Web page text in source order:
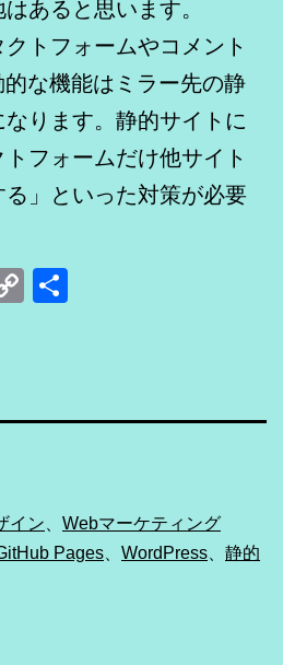
あると思います。
トフォームやコメント
な機能はミラー先の静
ります。静的サイトに
フォームだけ他サイト
」といった対策が必要
Copy
イン、 Webマーケティング
Pages、 WordPress、 静的